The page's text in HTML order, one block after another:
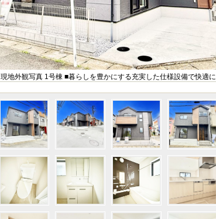
現地外観写真 1号棟 ■暮らしを豊かにする充実した仕様設備で快適に